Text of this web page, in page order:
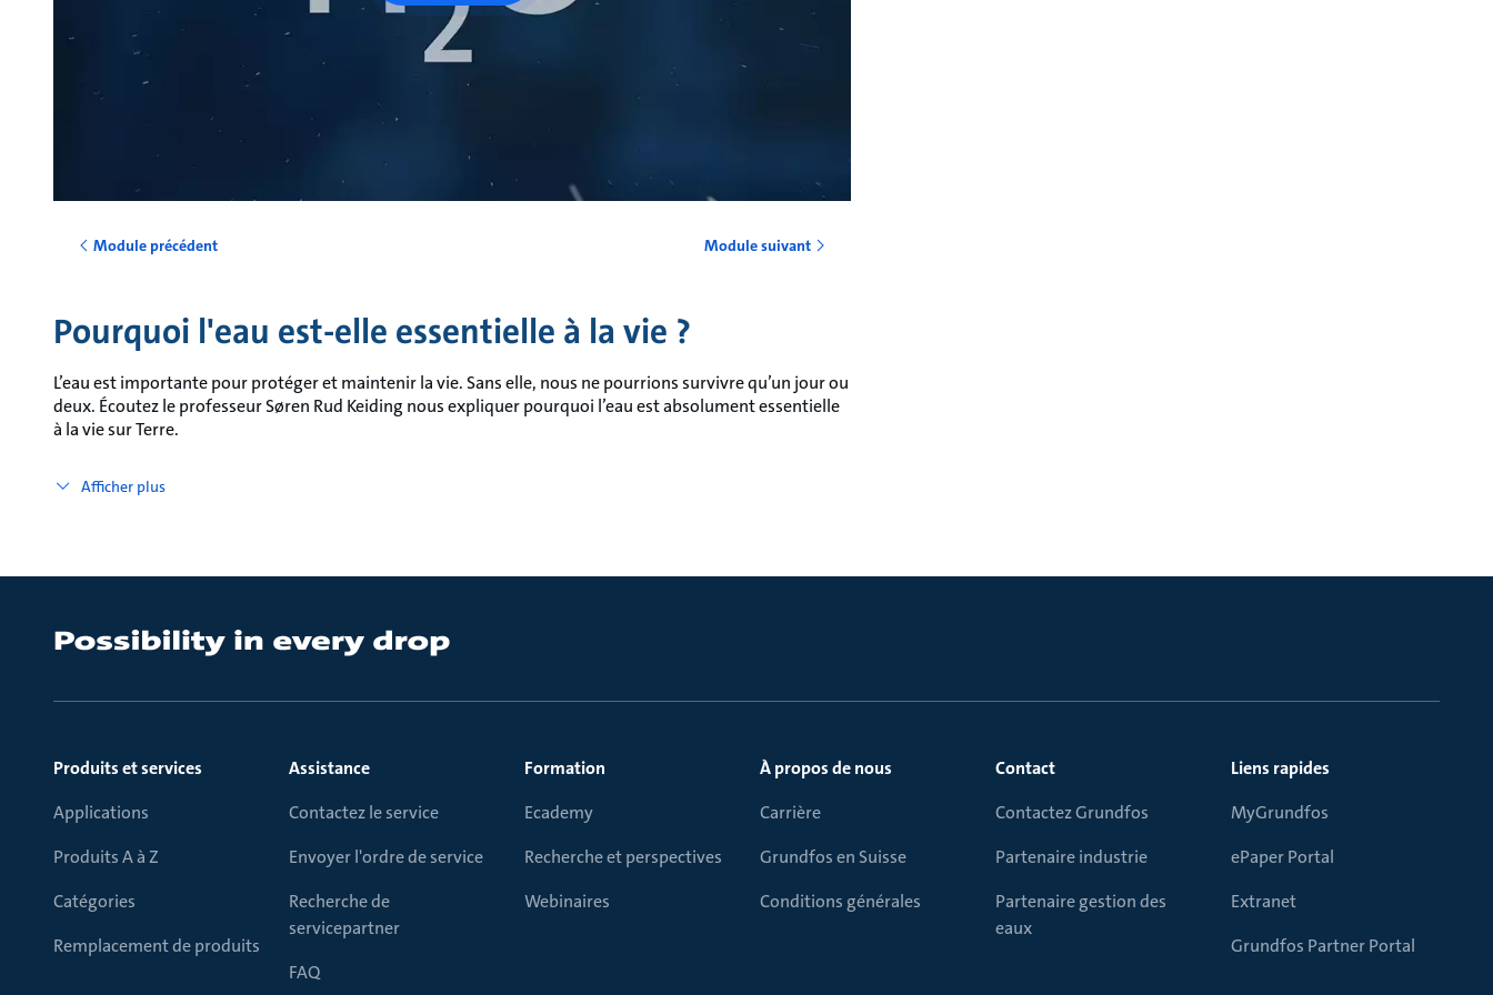
Module précédent Module suivant
Pourquoi l'eau est-elle essentielle à la vie ?
L’eau est importante pour protéger et maintenir la vie. Sans elle, nous ne pourrions survivre qu’un jour ou
deux. Écoutez le professeur Søren Rud Keiding nous expliquer pourquoi l’eau est absolument essentielle
à la vie sur Terre.
Afficher plus
Produits et services
Applications
Produits A à Z
Catégories
Remplacement de produits
Assistance
Contactez le service
Envoyer l'ordre de service
Recherche de
servicepartner
FAQ
Formation
Ecademy
Recherche et perspectives
Webinaires
À propos de nous
Carrière
Grundfos en Suisse
Conditions générales
Contact
Contactez Grundfos
Partenaire industrie
Partenaire gestion des
eaux
Liens rapides
MyGrundfos
ePaper Portal
Extranet
Grundfos Partner Portal